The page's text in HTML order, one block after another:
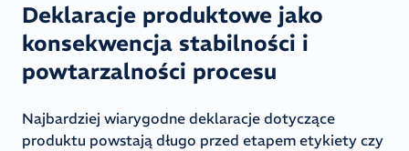
Deklaracje produktowe jako
konsekwencja stabilności i
powtarzalności procesu
Najbardziej wiarygodne deklaracje dotyczące
produktu powstają długo przed etapem etykiety czy